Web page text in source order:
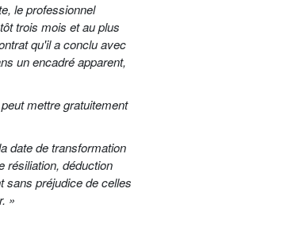
le professionnel
trois mois et au plus
qu'il a conclu avec
un encadré apparent,
mettre gratuitement
date de transformation
résiliation, déduction
sans préjudice de celles
»